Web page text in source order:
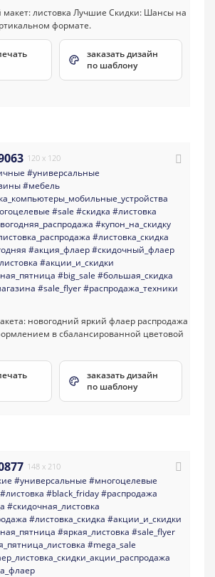
заказать дизайн
по шаблону
120 x 120
#универсальные
#мебель
#sale #скидка #листовка
#купон_на_скидку
#листовка_скидка
#акция_флаер#скидочный_флаер
#акции_и_скидки
#big_sale #большая_скидка
#sale_flyer#распродажа_техники
заказать дизайн
по шаблону
148 x 210
#универсальные #многоцелевые
#листовка #black_friday#распродажа
#скидочная_листовка
#листовка_скидка #акции_и_скидки
#яркая_листовка #sale_flyer
#mega_sale